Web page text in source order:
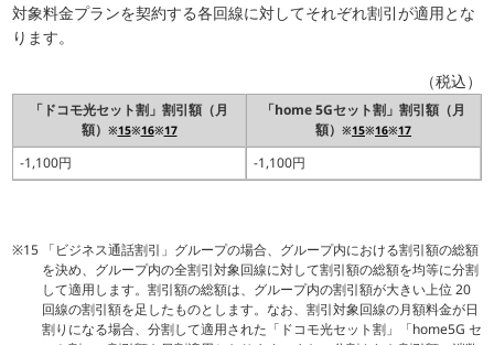
対象料金プランを契約する各回線に対してそれぞれ割引が適用とな
ります。
（税込）
「ドコモ光セット割」割引額（月
額） ※15※16※17
「home 5Gセット割」割引額（月
額） ※15※16※17
-1,100円 -1,100円
「ビジネス通話割引」グループの場合、グループ内における割引額の総額
を決め、グループ内の全割引対象回線に対して割引額の総額を均等に分割
して適用します。割引額の総額は、グループ内の割引額が大きい上位 20
回線の割引額を足したものとします。なお、割引対象回線の月額料金が日
割りになる場合、分割して適用された「ドコモ光セット割」「home5G セ